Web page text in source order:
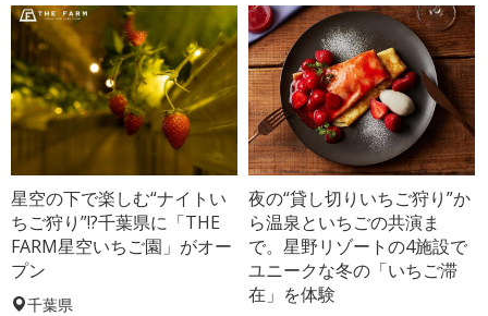
星空の下で楽しむ“ナイトい
ちご狩り”!?千葉県に「THE
FARM星空いちご園」がオー
プン
千葉県
夜の“貸し切りいちご狩り”か
ら温泉といちごの共演ま
で。星野リゾートの4施設で
ユニークな冬の「いちご滞
在」を体験